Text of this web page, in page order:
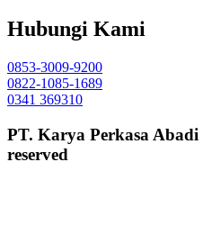
Hubungi Kami
0853-3009-9200
0822-1085-1689
0341 369310
PT. Karya Perkasa
reserved